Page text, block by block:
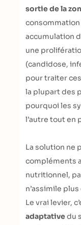
sortie de la
accumulation
une
(candidose,
pour traiter
la plupart des
pourquoi les
l’autre tout en
La solution ne
compléments
nutritionnel,
n’assimile
Le vrai levier,
adaptativedu